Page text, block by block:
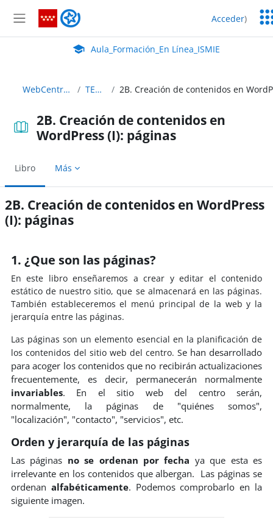
Panel lateral
Aula_Formación_En Línea_ISMIE Acceder)
Aula Virtual de EducaMadrid:
Aula_Formación_En Línea_ISMIE
WebCentro_C35 TEMA 2
2B. Creación de contenidos en
WordPress (I): páginas
Libro Más
2B. Creación de contenidos en WordPress
(I): páginas
1. ¿Que son las páginas?
En este libro enseñaremos a crear y editar el contenido
estático de nuestro sitio, que se almacenará en las páginas.
También estableceremos el menú principal de la web y la
jerarquía entre las páginas.
Las páginas son un elemento esencial en la planificación de
los contenidos del sitio web del centro. Se han desarrollado
para acoger los contenidos que no recibirán actualizaciones
frecuentemente, es decir, permanecerán normalmente
invariables. En el sitio web del centro serán,
normalmente, la páginas de "quiénes somos",
"localización", "contacto", "servicios", etc.
Orden y jerarquía de las páginas
Las páginas no se ordenan por fecha ya que esta es
irrelevante en los contenidos que albergan. Las páginas se
ordenan alfabéticamente. Podemos comprobarlo en la
siguiente imagen.